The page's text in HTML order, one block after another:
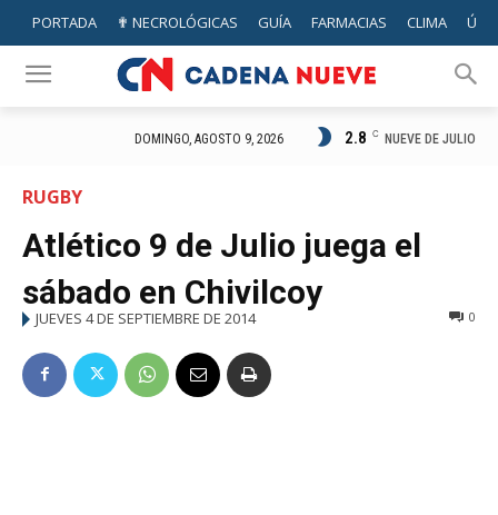
PORTADA ✟ NECROLÓGICAS GUÍA FARMACIAS CLIMA
DOMINGO, AGOSTO 9, 2026 2.8 C NUEVE DE JULIO
RUGBY
Atlético 9 de Julio juega el
sábado en Chivilcoy
JUEVES 4 DE SEPTIEMBRE DE 2014 0